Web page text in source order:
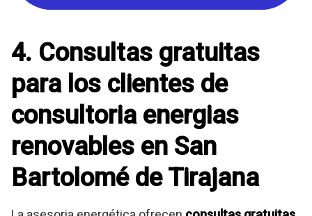
4. Consultas gratuitas
para los clientes de
consultoria energias
renovables en San
Bartolomé de Tirajana